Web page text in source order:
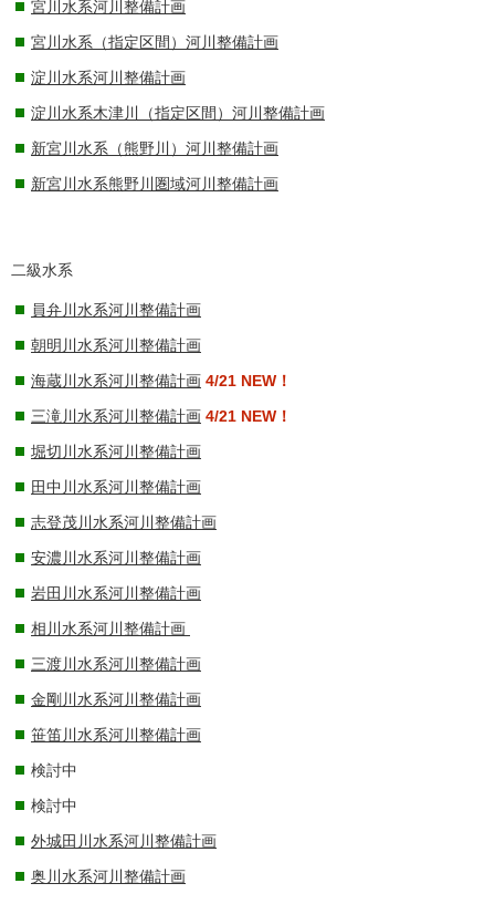
宮川水系河川整備計画
宮川水系（指定区間）河川整備計画
淀川水系河川整備計画
淀川水系木津川（指定区間）河川整備計画
新宮川水系（熊野川）河川整備計画
新宮川水系熊野川圏域河川整備計画
二級水系
員弁川水系河川整備計画
朝明川水系河川整備計画
海蔵川水系河川整備計画 4/21 NEW！
三滝川水系河川整備計画 4/21 NEW！
堀切川水系河川整備計画
田中川水系河川整備計画
志登茂川水系河川整備計画
安濃川水系河川整備計画
岩田川水系河川整備計画
相川水系河川整備計画
三渡川水系河川整備計画
金剛川水系河川整備計画
笹笛川水系河川整備計画
検討中
検討中
外城田川水系河川整備計画
奥川水系河川整備計画